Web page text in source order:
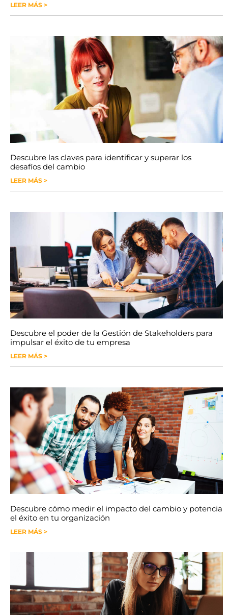
LEER MÁS >
Descubre las claves para identificar y superar los
desafíos del cambio
LEER MÁS >
Descubre el poder de la Gestión de Stakeholders para
impulsar el éxito de tu empresa
LEER MÁS >
Descubre cómo medir el impacto del cambio y potencia
el éxito en tu organización
LEER MÁS >